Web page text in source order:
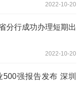
2022-10-20
分行成功办理短期出
2022-10-20
强报告发布 深圳